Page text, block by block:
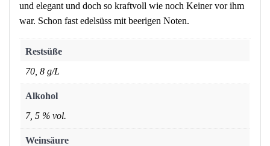
und elegant und doch so kraftvoll wie noch Keiner vor ihm
war. Schon fast edelsüss mit beerigen Noten.
Restsüße
70, 8 g/L
Alkohol
7, 5 % vol.
Weinsäure